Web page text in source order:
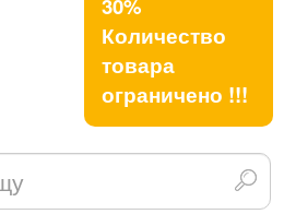
30%
Количество
товара
ограничено !!!